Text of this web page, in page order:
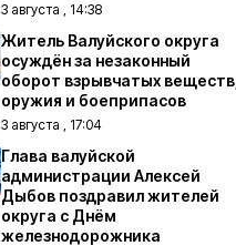
3 августа , 14:38
Житель Валуйского округа
осуждён за незаконный
оборот взрывчатых веществ,
оружия и боеприпасов
3 августа , 17:04
Глава валуйской
администрации Алексей
Дыбов поздравил жителей
округа с Днём
железнодорожника